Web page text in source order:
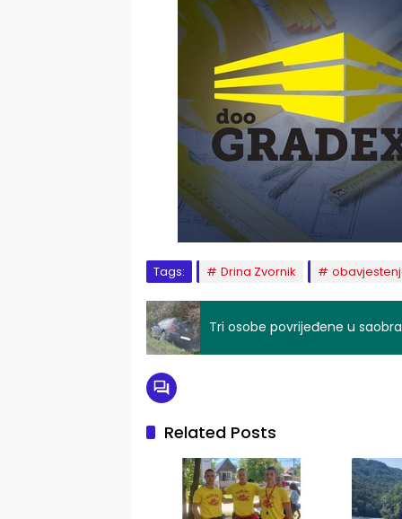
Tags: Drina Zvornik
Tri osobe povrijeđene u
Related Posts